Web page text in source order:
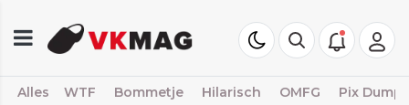
Alles WTF Bommetje Hilarisch OMFG Pix Dump